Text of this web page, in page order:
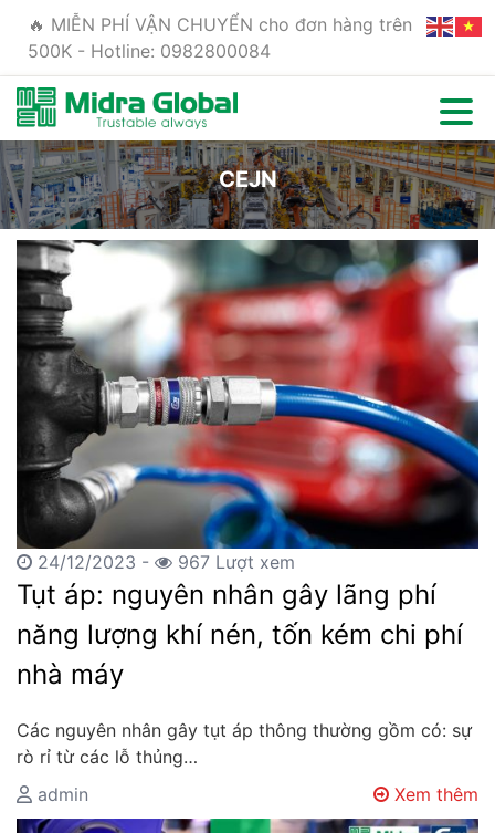
🔥 MIỄN PHÍ VẬN CHUYỂN cho đơn hàng trên
500K - Hotline: 0982800084
CEJN
24/12/2023 - 967 Lượt xem
Tụt áp: nguyên nhân gây lãng phí
năng lượng khí nén, tốn kém chi phí
nhà máy
Các nguyên nhân gây tụt áp thông thường gồm có: sự
rò rỉ từ các lỗ thủng…
admin
Xem thêm